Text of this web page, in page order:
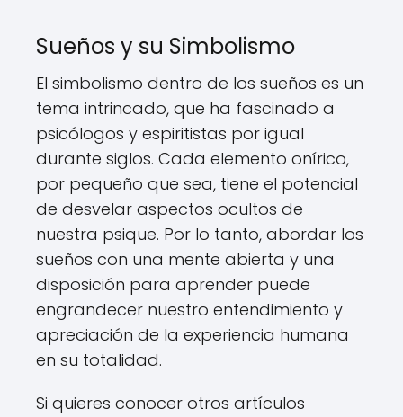
Sueños y su Simbolismo
El simbolismo dentro de los sueños es un
tema intrincado, que ha fascinado a
psicólogos y espiritistas por igual
durante siglos. Cada elemento onírico,
por pequeño que sea, tiene el potencial
de desvelar aspectos ocultos de
nuestra psique. Por lo tanto, abordar los
sueños con una mente abierta y una
disposición para aprender puede
engrandecer nuestro entendimiento y
apreciación de la experiencia humana
en su totalidad.
Si quieres conocer otros artículos